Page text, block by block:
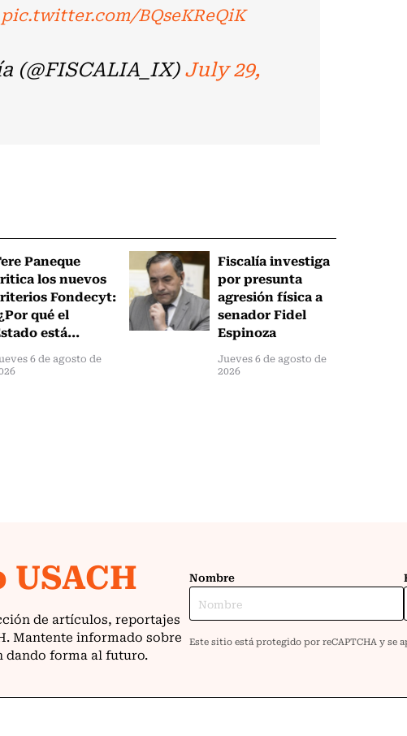
pic.twitter.com/BQseKReQiK
(@FISCALIA_IX)July 29,
Paneque
los nuevos
Fondecyt:
qué el
está...
6 de agosto de
Fiscalía investiga
por presunta
agresión física a
senador Fidel
Espinoza
Jueves 6 de agosto de
2026